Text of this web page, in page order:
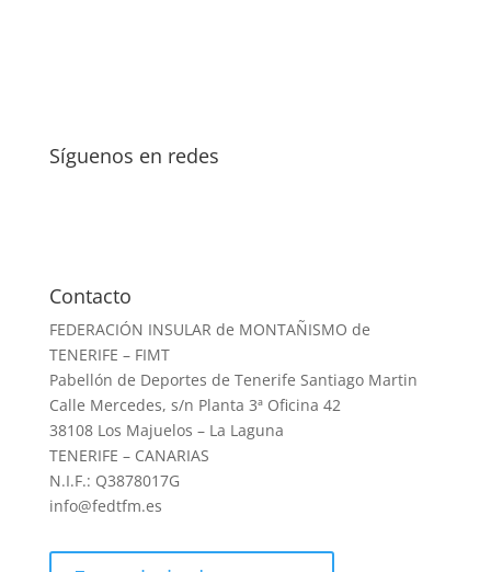
Síguenos en redes
Contacto
FEDERACIÓN INSULAR de MONTAÑISMO de
TENERIFE – FIMT
Pabellón de Deportes de Tenerife Santiago Martin
Calle Mercedes, s/n Planta 3ª Oficina 42
38108 Los Majuelos – La Laguna
TENERIFE – CANARIAS
N.I.F.: Q3878017G
info@fedtfm.es